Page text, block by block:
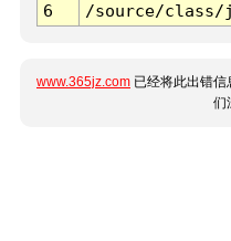
6
/source/class/
www.365jz.com 已经将此出错
们